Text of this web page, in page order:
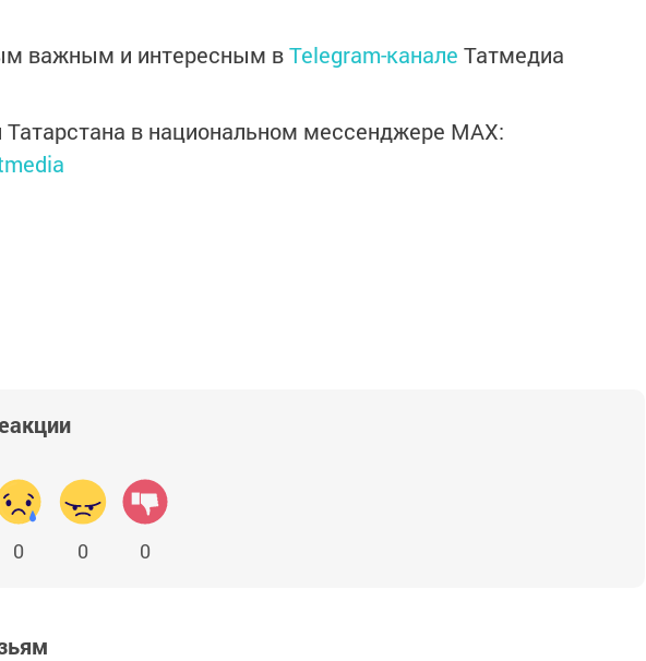
важным и интересным вTelegram-канале Татмедиа
Татарстана в национальном мессенджере MАХ:
0 0 0